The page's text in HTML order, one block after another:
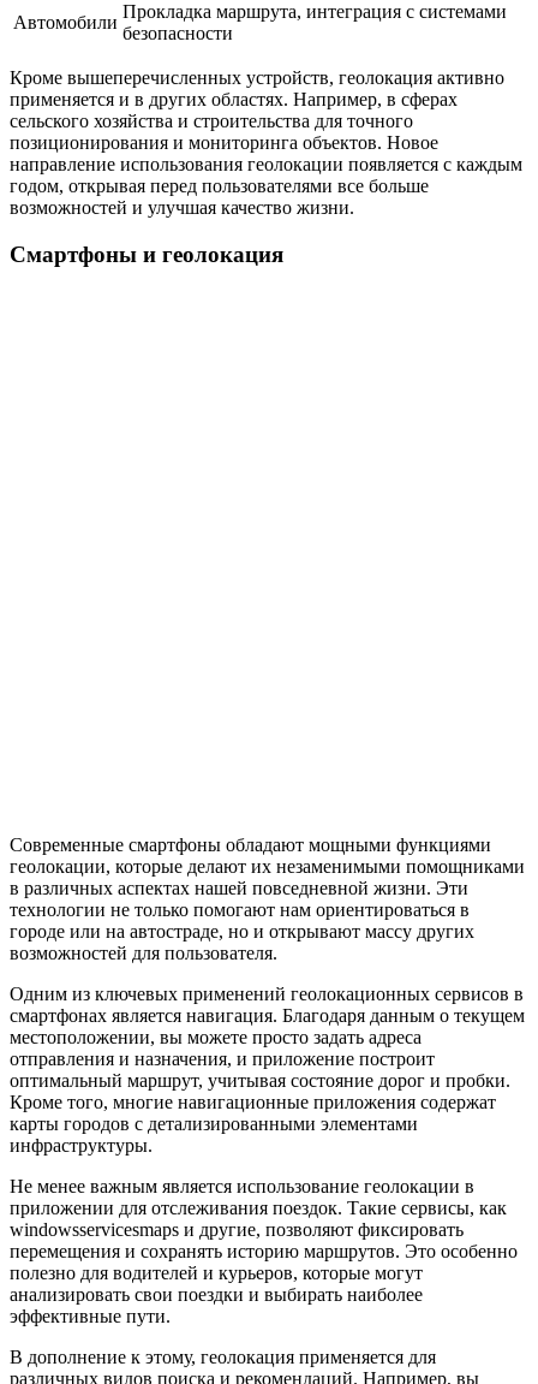
Автомобили
Прокладка маршрута, интеграция с системами
безопасности
Кроме вышеперечисленных устройств, геолокация активно
применяется и в других областях. Например, в сферах
сельского хозяйства и строительства для точного
позиционирования и мониторинга объектов. Новое
направление использования геолокации появляется с каждым
годом, открывая перед пользователями все больше
возможностей и улучшая качество жизни.
Смартфоны и геолокация
Современные смартфоны обладают мощными функциями
геолокации, которые делают их незаменимыми помощниками
в различных аспектах нашей повседневной жизни. Эти
технологии не только помогают нам ориентироваться в
городе или на автостраде, но и открывают массу других
возможностей для пользователя.
Одним из ключевых применений геолокационных сервисов в
смартфонах является навигация. Благодаря данным о текущем
местоположении, вы можете просто задать адреса
отправления и назначения, и приложение построит
оптимальный маршрут, учитывая состояние дорог и пробки.
Кроме того, многие навигационные приложения содержат
карты городов с детализированными элементами
инфраструктуры.
Не менее важным является использование геолокации в
приложении для отслеживания поездок. Такие сервисы, как
windowsservicesmaps и другие, позволяют фиксировать
перемещения и сохранять историю маршрутов. Это особенно
полезно для водителей и курьеров, которые могут
анализировать свои поездки и выбирать наиболее
эффективные пути.
В дополнение к этому, геолокация применяется для
различных видов поиска и рекомендаций. Например, вы